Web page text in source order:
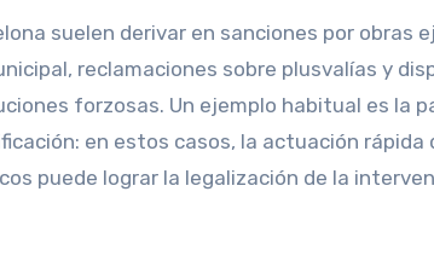
suelen derivar en sanciones por obras
reclamaciones sobre plusvalías y
forzosas. Un ejemplo habitual es la
en estos casos, la actuación
puede lograr la legalización de la